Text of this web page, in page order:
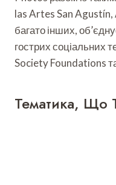
las Artes San
багато інших,
гострих соціальних
Society Foundations
Тематика, Що